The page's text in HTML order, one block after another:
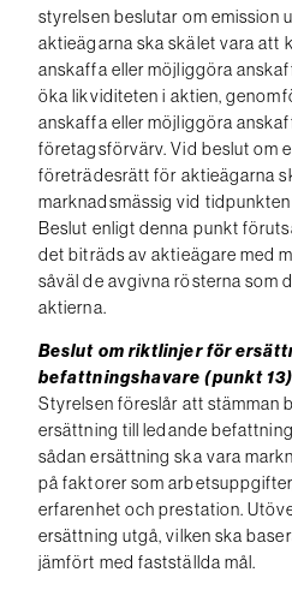
styrelsen beslutar om emission
aktieägarna ska skälet vara att
anskaffa eller möjliggöra
öka likviditeten i aktien,
anskaffa eller möjliggöra
företagsförvärv. Vid beslut om
företrädesrätt för aktieägarna
marknadsmässig vid
Beslut enligt denna punkt
det biträds av aktieägare med
såväl de avgivna rösterna som
aktierna.
Beslut om riktlinjer för
befattningshavare (punkt 13)
Styrelsen föreslår att stämman
ersättning till ledande
sådan ersättning ska vara
på faktorer som
erfarenhet och prestation.
ersättning utgå, vilken ska
jämfört med fastställda mål.